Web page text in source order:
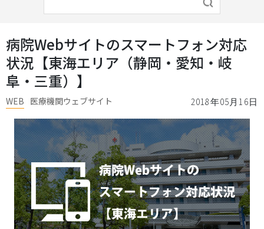
病院Webサイトのスマートフォン対応
状況【東海エリア（静岡・愛知・岐
阜・三重）】
2018年05月16日
WEB 医療機関ウェブサイト